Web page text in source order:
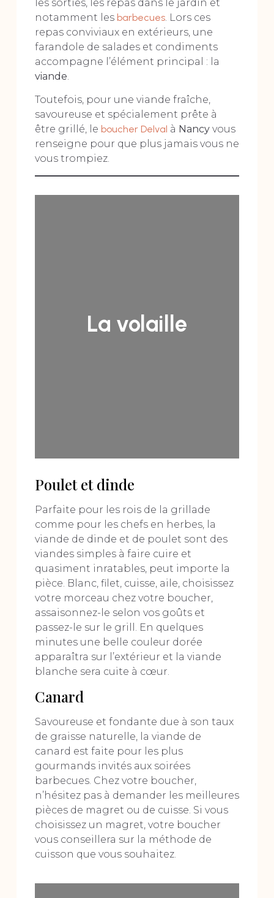
les sorties, les repas dans le jardin et
notamment les barbecues. Lors ces
repas conviviaux en extérieurs, une
farandole de salades et condiments
accompagne l’élément principal : la
viande.
Toutefois, pour une viande fraîche,
savoureuse et spécialement prête à
être grillé, le boucher Delval à Nancy vous
renseigne pour que plus jamais vous ne
vous trompiez.
La volaille
Poulet et dinde
Parfaite pour les rois de la grillade
comme pour les chefs en herbes, la
viande de dinde et de poulet sont des
viandes simples à faire cuire et
quasiment inratables, peut importe la
pièce. Blanc, filet, cuisse, aile, choisissez
votre morceau chez votre boucher,
assaisonnez-le selon vos goûts et
passez-le sur le grill. En quelques
minutes une belle couleur dorée
apparaîtra sur l’extérieur et la viande
blanche sera cuite à cœur.
Canard
Savoureuse et fondante due à son taux
de graisse naturelle, la viande de
canard est faite pour les plus
gourmands invités aux soirées
barbecues. Chez votre boucher,
n’hésitez pas à demander les meilleures
pièces de magret ou de cuisse. Si vous
choisissez un magret, votre boucher
vous conseillera sur la méthode de
cuisson que vous souhaitez.